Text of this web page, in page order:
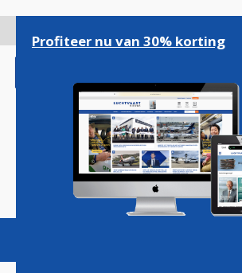
gaan
Magazine Podcasts
Profiteer nu van 30% korting